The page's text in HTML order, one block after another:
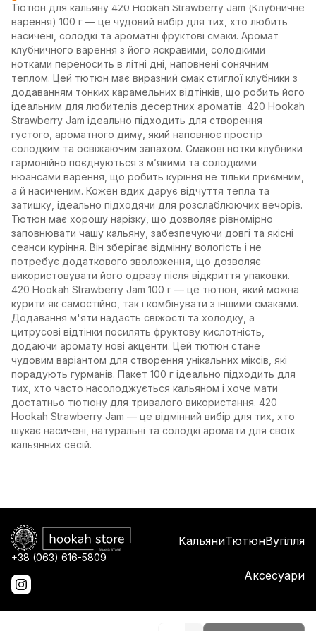
Тютюн для кальяну 420 Hookah Strawberry Jam (Клубничне
варення) 100 г — це чудовий вибір для тих, хто любить
насичені, солодкі та ароматні фруктові смаки. Аромат
клубничного варення з його яскравими, солодкими
нотками переносить в літні дні, наповнені сонячним
теплом. Цей тютюн має виразний смак стиглої клубники з
додаванням тонких карамельних відтінків, що робить його
ідеальним для любителів десертних ароматів. 420 Hookah
Strawberry Jam ідеально підходить для створення
густого, ароматного диму, який наповнює простір
солодким та освіжаючим запахом. Смакові нотки клубники
гармонійно поєднуються з м’якими та солодкими
нюансами варення, що робить куріння не тільки приємним,
а й насиченим. Кожен вдих дарує відчуття тепла та
затишку, ідеально підходячи для розслаблюючих вечорів.
Тютюн має хорошу нарізку, що дозволяє рівномірно
заповнювати чашу кальяну, забезпечуючи довгі та якісні
сеанси куріння. Він зберігає відмінну вологість і не
потребує додаткового зволоження, що дозволяє
використовувати його одразу після відкриття упаковки.
420 Hookah Strawberry Jam 100 г — це тютюн, який можна
курити як самостійно, так і комбінувати з іншими смаками.
Додавання м'яти надасть свіжості та холодку, а
цитрусові відтінки посилять фруктову кислотність,
додаючи аромату нові акценти. Цей тютюн стане
чудовим варіантом для створення унікальних міксів, які
порадують гурманів. Пакет 100 г ідеально підходить для
тих, хто часто насолоджується кальяном і хоче мати
достатньо тютюну для тривалого використання. 420
Hookah Strawberry Jam — це відмінний вибір для тих, хто
шукає насичені, натуральні та солодкі аромати для своїх
кальянних сесій.
+38 (063) 616-5809
КальяниТютюнВугілля
Аксесуари